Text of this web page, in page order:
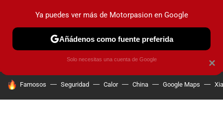
PRUEBAS COCHES ELÉCTRICOS OBSERVATORIO
HOY SE HABLA DE
Famosos Seguridad Calor China Google Maps
×
Ya puedes ver más de Motorpasion en Google
Añádenos como fuente preferida
Solo necesitas una cuenta de Google